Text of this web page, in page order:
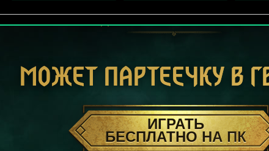
МОЖЕТ ПАРТЕЕЧКУ В
ИГРАТЬ
БЕСПЛАТНО НА ПК